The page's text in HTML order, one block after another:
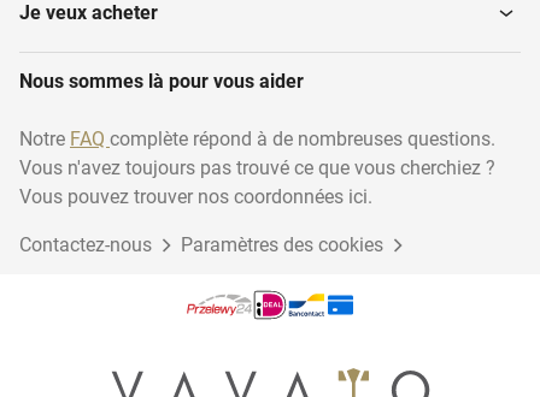
Surgélateurs
Frigorifiques Poêles
Je veux acheter
Nous sommes là pour vous aider
Notre FAQ complète répond à de nombreuses questions.
Vous n'avez toujours pas trouvé ce que vous cherchiez ?
Vous pouvez trouver nos coordonnées ici.
Contactez-nous Paramètres des cookies